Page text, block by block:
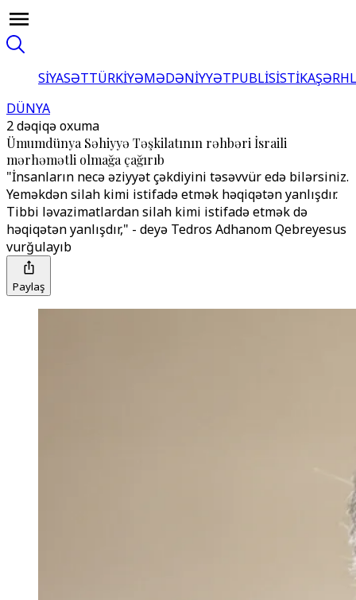
SİYASƏTTÜRKİYƏMƏDƏNİYYƏTPUBLİSİSTİKA
DÜNYA
2 dəqiqə oxuma
Ümumdünya Səhiyyə Təşkilatının rəhbəri İsraili
mərhəmətli olmağa çağırıb
"İnsanların necə əziyyət çəkdiyini təsəvvür edə bilərsiniz.
Yeməkdən silah kimi istifadə etmək həqiqətən yanlışdır.
Tibbi ləvazimatlardan silah kimi istifadə etmək də
həqiqətən yanlışdır," - deyə Tedros Adhanom Qebreyesus
vurğulayıb
Paylaş